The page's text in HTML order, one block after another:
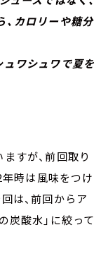
、カロリーや糖分
ュワシュワで夏を
すが、前回取り
時は風味をつけ
は、前回からア
炭酸水」に絞って